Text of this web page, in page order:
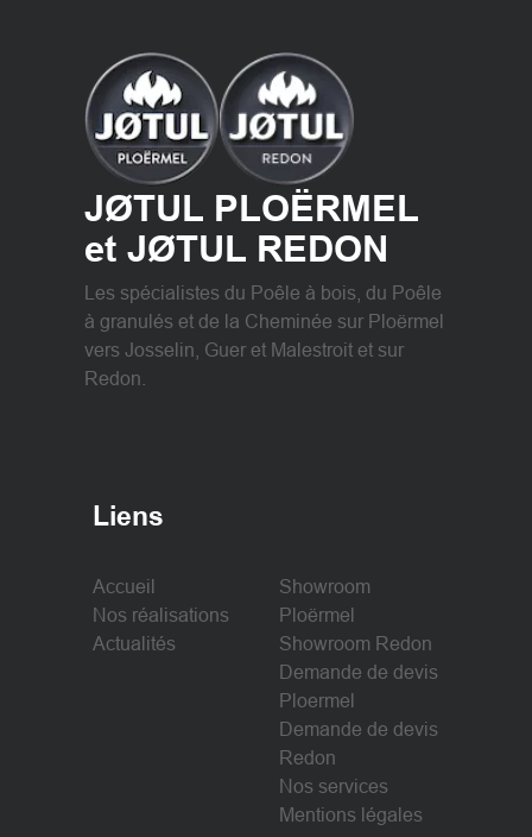
JØTUL PLOËRMEL
et JØTUL REDON
Les spécialistes du Poêle à bois, du Poêle
à granulés et de la Cheminée sur Ploërmel
vers Josselin, Guer et Malestroit et sur
Redon.
Liens
Accueil
Nos réalisations
Actualités
Showroom
Ploërmel
Showroom Redon
Demande de devis
Ploermel
Demande de devis
Redon
Nos services
Mentions légales